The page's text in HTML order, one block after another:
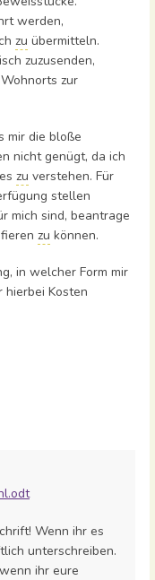
werden,
zu übermitteln.
zuzusenden,
zur
mir die bloße
nicht genügt, da ich
zu verstehen. Für
stellen
mich sind, beantrage
zu können.
in welcher Form mir
Kosten
Wenn ihr es
unterschreiben.
ihr eure